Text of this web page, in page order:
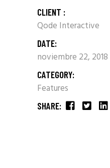
CLIENT :
Qode Interactive
DATE:
noviembre 22, 2018
CATEGORY:
Features
SHARE: